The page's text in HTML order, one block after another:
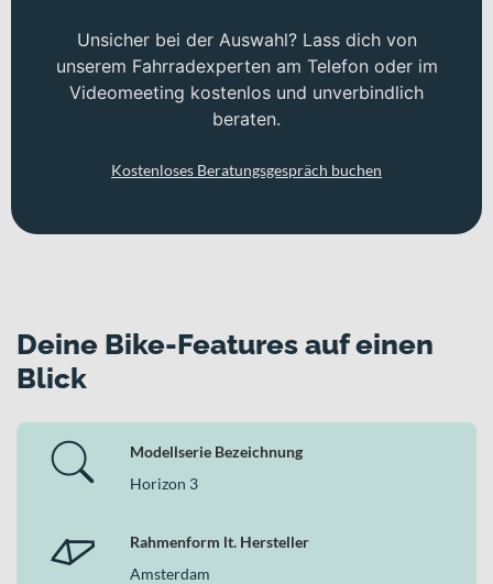
Unsicher bei der Auswahl? Lass dich von
unserem Fahrradexperten am Telefon oder im
Videomeeting kostenlos und unverbindlich
beraten.
Kostenloses Beratungsgespräch buchen
Deine Bike-Features auf einen
Blick
Modellserie Bezeichnung
Horizon 3
Rahmenform lt. Hersteller
Amsterdam